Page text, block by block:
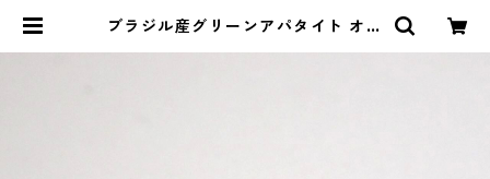
ブラジル産グリーンアパタイト オー